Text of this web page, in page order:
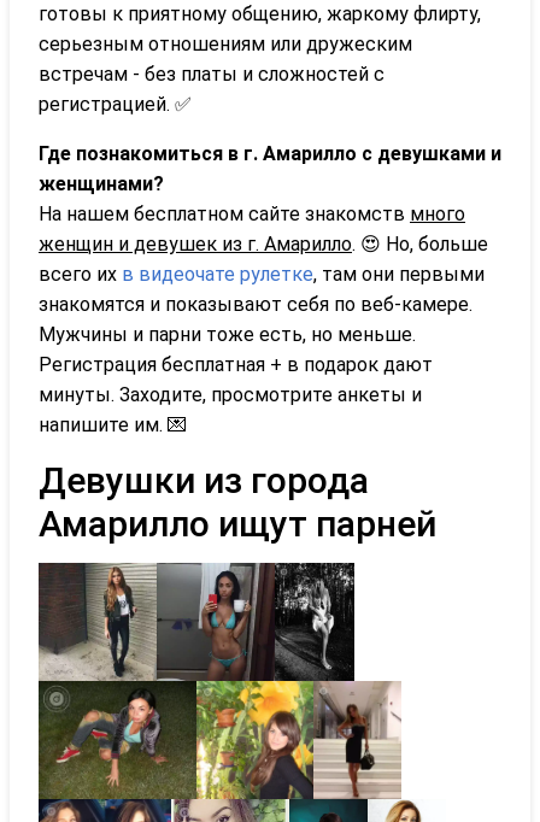
готовы к приятному общению, жаркому флирту,
серьезным отношениям или дружеским
встречам - без платы и сложностей с
регистрацией. ✅
Где познакомиться в г. Амарилло с девушками и
женщинами?
На нашем бесплатном сайте знакомств много
женщин и девушек из г. Амарилло. 😍 Но, больше
всего их в видеочате рулетке, там они первыми
знакомятся и показывают себя по веб-камере.
Мужчины и парни тоже есть, но меньше.
Регистрация бесплатная + в подарок дают
минуты. Заходите, просмотрите анкеты и
напишите им. 💌
Девушки из города
Амарилло ищут парней